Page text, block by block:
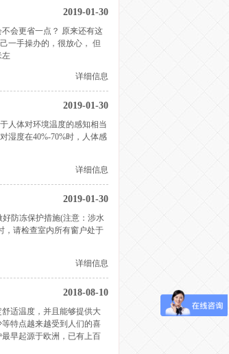
2019-01-30
会更省一点？ 原来还有这
一手操办的，很放心， 但
左
详细信息
2019-01-30
人体对环境温度的感知相当
湿度在40%-70%时，人体感
详细信息
2019-01-30
防冻保护措施(注意：涉水
，请检查室内所有窗户处于
详细信息
2018-08-10
适温度，并且能够提供大
特点越来越受到人们的喜
早起源于欧洲，已有上百